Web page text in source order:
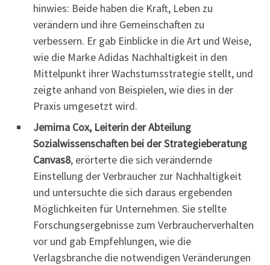
hinwies: Beide haben die Kraft, Leben zu
verändern und ihre Gemeinschaften zu
verbessern. Er gab Einblicke in die Art und Weise,
wie die Marke Adidas Nachhaltigkeit in den
Mittelpunkt ihrer Wachstumsstrategie stellt, und
zeigte anhand von Beispielen, wie dies in der
Praxis umgesetzt wird.
Jemima Cox, Leiterin der Abteilung
Sozialwissenschaften bei der Strategieberatung
Canvas8, erörterte die sich verändernde
Einstellung der Verbraucher zur Nachhaltigkeit
und untersuchte die sich daraus ergebenden
Möglichkeiten für Unternehmen. Sie stellte
Forschungsergebnisse zum Verbraucherverhalten
vor und gab Empfehlungen, wie die
Verlagsbranche die notwendigen Veränderungen